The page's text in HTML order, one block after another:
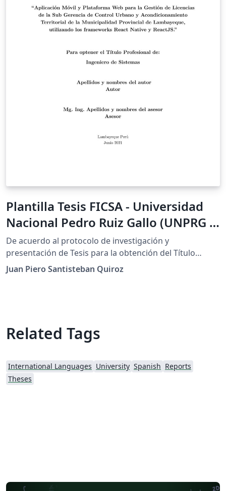
Plantilla Tesis FICSA - Universidad
Nacional Pedro Ruiz Gallo (UNPRG -
PERÚ)
De acuerdo al protocolo de investigación y
presentación de Tesis para la obtención del Título
Profesional, aplicado para la Facultad de Ingeniería
Civil, Sistemas y Arquitectura (FICSA) - UNPRG -
Juan Piero Santisteban Quiroz
Related Tags
International Languages University Spanish Reports
Theses